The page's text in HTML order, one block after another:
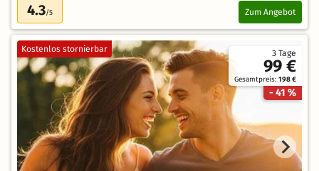
4.3/5 Zum Angebot
Kostenlos stornierbar 3 Tage
99 €
Gesamtpreis: 198 €
- 41 %